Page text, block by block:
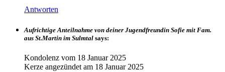
Antworten
Aufrichtige Anteilnahme von deiner Jugendfreundin Sofie mit Fam.
aus St.Martin im Sulmtal says:
Kondolenz vom 18 Januar 2025
Kerze angezündet am 18 Januar 2025